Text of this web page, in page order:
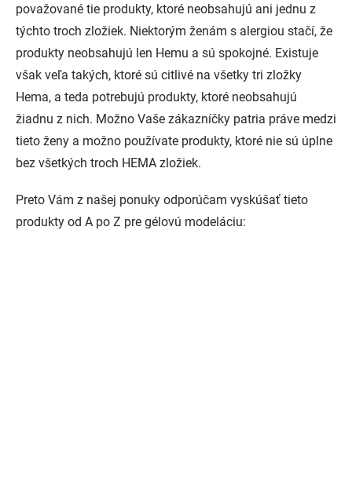
považované tie produkty, ktoré neobsahujú ani jednu z
týchto troch zložiek. Niektorým ženám s alergiou stačí, že
produkty neobsahujú len Hemu a sú spokojné. Existuje
však veľa takých, ktoré sú citlivé na všetky tri zložky
Hema, a teda potrebujú produkty, ktoré neobsahujú
žiadnu z nich. Možno Vaše zákazníčky patria práve medzi
tieto ženy a možno používate produkty, ktoré nie sú úplne
bez všetkých troch HEMA zložiek.
Preto Vám z našej ponuky odporúčam vyskúšať tieto
produkty od A po Z pre gélovú modeláciu: